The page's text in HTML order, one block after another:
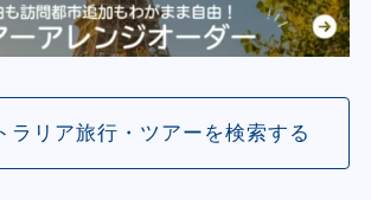
ラリア旅行・ツアーを検索する